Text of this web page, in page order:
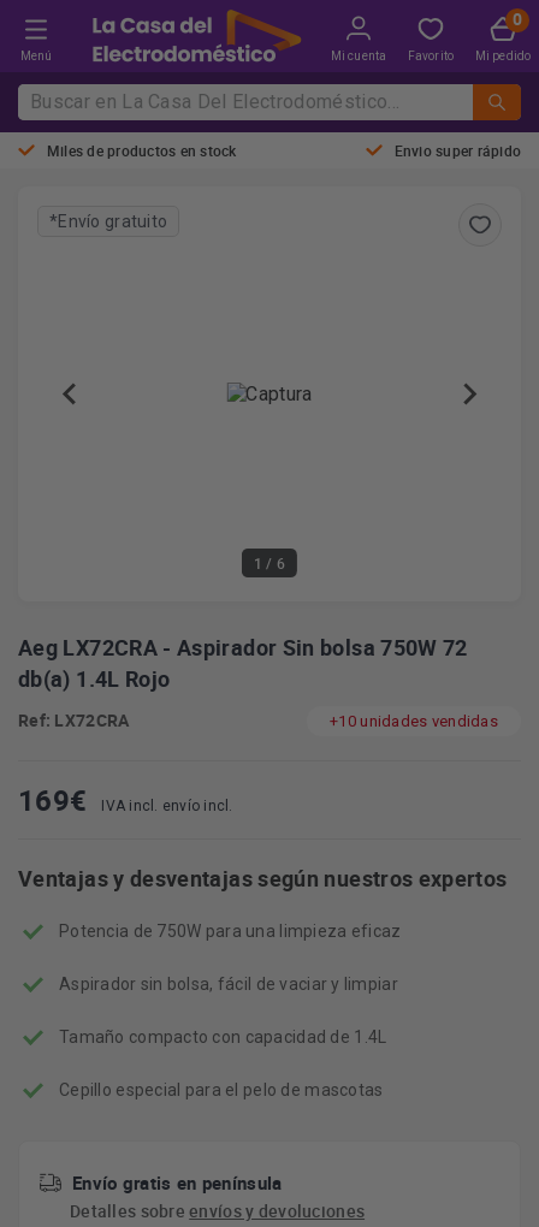
Menú Mi cuenta Favorito Mi pedido
Miles de productos en stock Envio super rápido
1 / 6
*Envío gratuito
Aeg LX72CRA - Aspirador Sin bolsa 750W 72
db(a) 1.4L Rojo
Ref: LX72CRA +10 unidades vendidas
169€ IVA incl. envío incl.
Ventajas y desventajas según nuestros expertos
Potencia de 750W para una limpieza eficaz
Aspirador sin bolsa, fácil de vaciar y limpiar
Tamaño compacto con capacidad de 1.4L
Cepillo especial para el pelo de mascotas
Envío gratis en península
Detalles sobreenvíos y devoluciones